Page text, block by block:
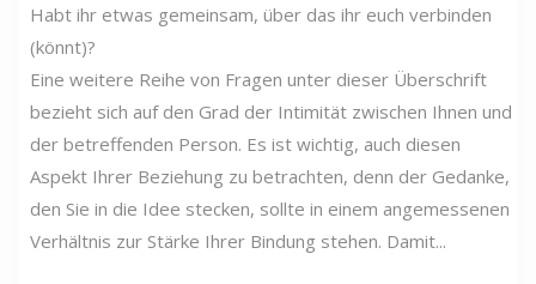
Habt ihr etwas gemeinsam, über das ihr euch verbinden
(könnt)?
Eine weitere Reihe von Fragen unter dieser Überschrift
bezieht sich auf den Grad der Intimität zwischen Ihnen und
der betreffenden Person. Es ist wichtig, auch diesen
Aspekt Ihrer Beziehung zu betrachten, denn der Gedanke,
den Sie in die Idee stecken, sollte in einem angemessenen
Verhältnis zur Stärke Ihrer Bindung stehen. Damit...